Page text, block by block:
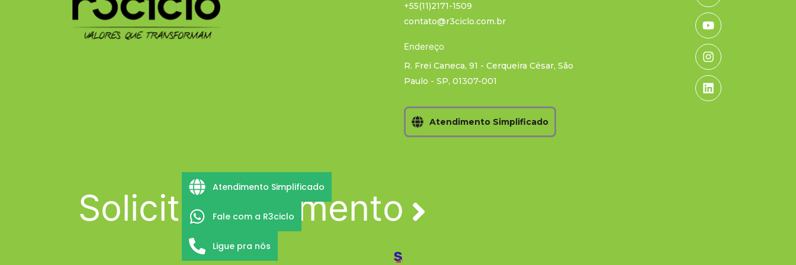
+55(11)2171-1509
contato@r3ciclo.com.br
Endereço
R. Frei Caneca, 91 - Cerqueira César, São
Paulo - SP, 01307-001
Atendimento Simplificado
Solicitar orçamento
Atendimento Simplificado
Fale com a R3ciclo
Ligue pra nós